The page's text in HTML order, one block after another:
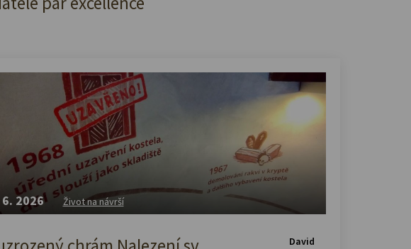
2026 Život na návrší
David